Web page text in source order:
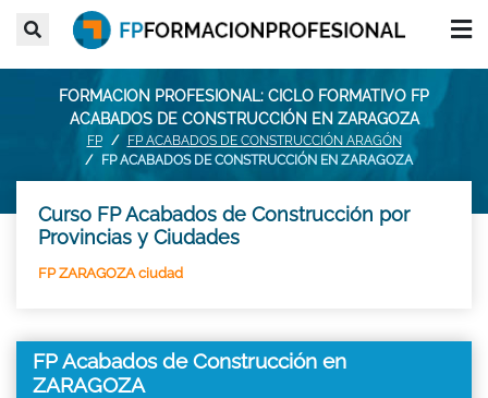
FORMACION PROFESIONAL: CICLO FORMATIVO FP
ACABADOS DE CONSTRUCCIÓN EN ZARAGOZA
FP
FP ACABADOS DE CONSTRUCCIÓN ARAGÓN
FP ACABADOS DE CONSTRUCCIÓN EN ZARAGOZA
Curso FP Acabados de Construcción por
Provincias y Ciudades
FP ZARAGOZA ciudad
FP Acabados de Construcción en
ZARAGOZA